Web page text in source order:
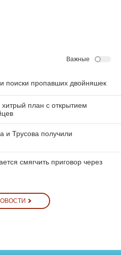
Важные
поиски пропавших двойняшек
план с открытием
и Трусова получили
смягчить приговор через